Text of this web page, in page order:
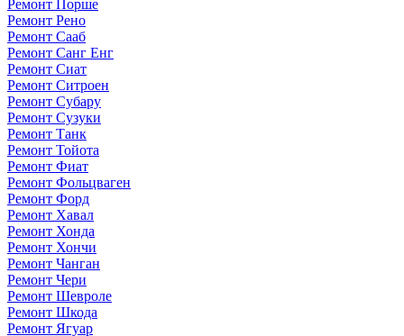
Ремонт Порше
Ремонт Рено
Ремонт Сааб
Ремонт Санг Енг
Ремонт Сиат
Ремонт Ситроен
Ремонт Субару
Ремонт Сузуки
Ремонт Танк
Ремонт Тойота
Ремонт Фиат
Ремонт Фольцваген
Ремонт Форд
Ремонт Хавал
Ремонт Хонда
Ремонт Хончи
Ремонт Чанган
Ремонт Чери
Ремонт Шевроле
Ремонт Шкода
Ремонт Ягуар